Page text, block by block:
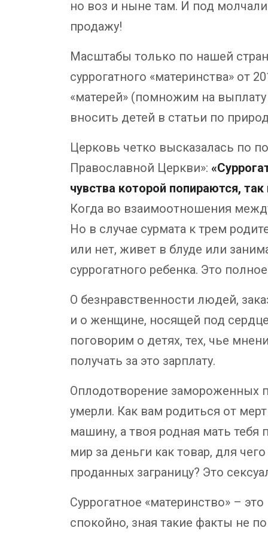
но воз и ныне там. И под
продажу!
Масштабы только по нашей
суррогатного «материнства» от
«матерей» (помножим на
вносить детей в статьи по
Церковь четко высказалась по
Православной Церкви»:
чувства которой попираются,
Когда во взаимоотношения
Но в случае сурмата к трем
или нет, живет в блуде или
суррогатного ребенка. Это
О безнравственности людей,
и о женщине, носящей под
поговорим о детях, тех, чье
получать за это зарплату.
Оплодотворение замороженных
умерли. Как вам родиться от
машину, а твоя родная мать
мир за деньги как товар, для
проданных заграницу? Это
Суррогатное «материнство» –
спокойно, зная такие факты не